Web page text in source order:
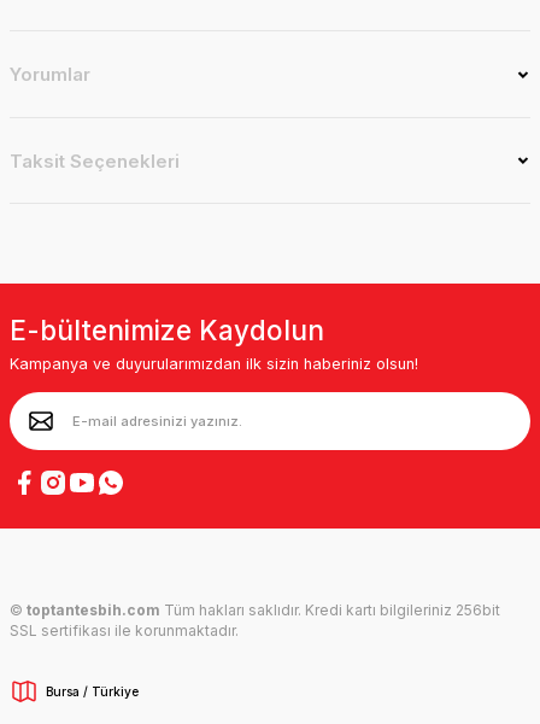
Yorumlar
Taksit Seçenekleri
E-bültenimize Kaydolun
Kampanya ve duyurularımızdan ilk sizin haberiniz olsun!
© toptantesbih.com Tüm hakları saklıdır. Kredi kartı bilgileriniz 256bit
SSL sertifikası ile korunmaktadır.
Bursa / Türkiye